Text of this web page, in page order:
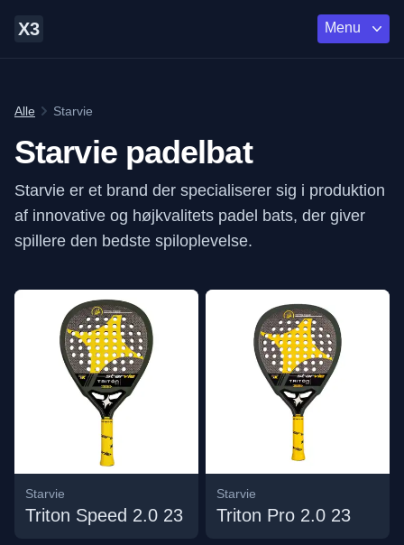
X3 Menu
Alle Starvie
Starvie padelbat
Starvie er et brand der specialiserer sig i produktion
af innovative og højkvalitets padel bats, der giver
spillere den bedste spiloplevelse.
Starvie
Triton Speed 2.0 23
Starvie
Triton Pro 2.0 23